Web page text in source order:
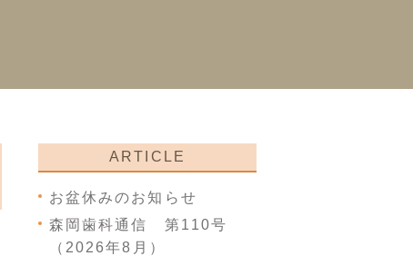
ARTICLE
お盆休みのお知らせ
森岡歯科通信 第110号
（2026年8月）